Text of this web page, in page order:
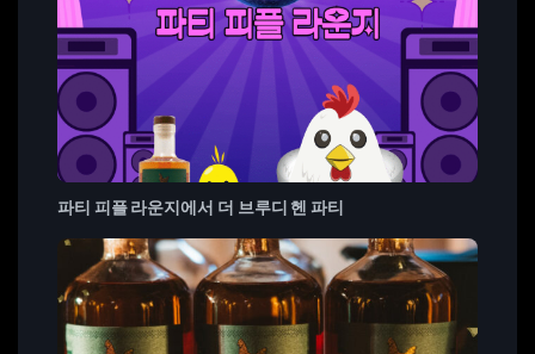
파티 피플 라운지에서 더 브루디 헨 파티